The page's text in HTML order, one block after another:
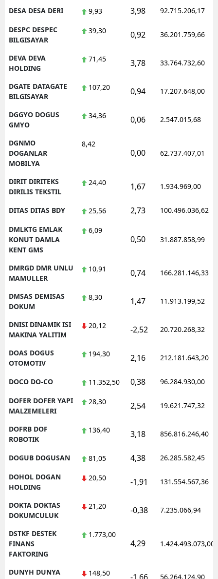
DESA DESA DERI 9,93 3,98 92.715.206,17
DESPC DESPEC
BILGISAYAR
39,30 0,92 36.201.759,66
DEVA DEVA
HOLDING
71,45 3,78 33.764.732,60
DGATE DATAGATE
BILGISAYAR
107,20 0,94 17.207.648,00
DGGYO DOGUS
GMYO
34,36 0,06 2.547.015,68
DGNMO
DOGANLAR
MOBILYA
8,42
0,00 62.737.407,01
DIRIT DIRITEKS
DIRILIS TEKSTIL
24,40 1,67 1.934.969,00
DITAS DITAS BDY 25,56 2,73 100.496.036,62
DMLKTG EMLAK
KONUT DAMLA
KENT GMS
6,09
0,50 31.887.858,99
DMRGD DMR UNLU
MAMULLER
10,91 0,74 166.281.146,33
DMSAS DEMISAS
DOKUM
8,30 1,47 11.913.199,52
DNISI DINAMIK ISI
MAKINA YALITIM
20,12 -2,52 20.720.268,32
DOAS DOGUS
OTOMOTIV
194,30 2,16 212.181.643,20
DOCO DO-CO 11.352,50 0,38 96.284.930,00
DOFER DOFER YAPI
MALZEMELERI
28,30 2,54 19.621.747,32
DOFRB DOF
ROBOTIK
136,40 3,18 856.816.246,40
DOGUB DOGUSAN 81,05 4,38 26.285.582,45
DOHOL DOGAN
HOLDING
20,50 -1,91 131.554.567,36
DOKTA DOKTAS
DOKUMCULUK
21,20 -0,38 7.235.066,94
DSTKF DESTEK
FINANS
FAKTORING
1.773,00
4,29 1.424.493.073,00
DUNYH DUNYA
148,50 56.264.124,90